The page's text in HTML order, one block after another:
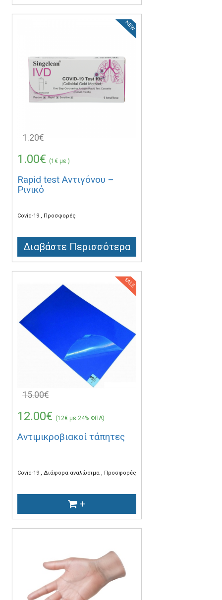
NEW
1.20€
1.00€ (1€ με )
Rapid test Αντιγόνου –
Ρινικό
Covid-19 Προσφορές
Διαβάστε Περισσότερα
SALE
15.00€
12.00€ (12€ με 24% ΦΠΑ)
Αντιμικροβιακοί τάπητες
Covid-19 Διάφορα αναλώσιμα Προσφορές
+